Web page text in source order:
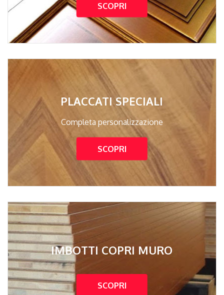
SCOPRI
PLACCATI SPECIALI
Completa personalizzazione
SCOPRI
IMBOTTI COPRI MURO
SCOPRI